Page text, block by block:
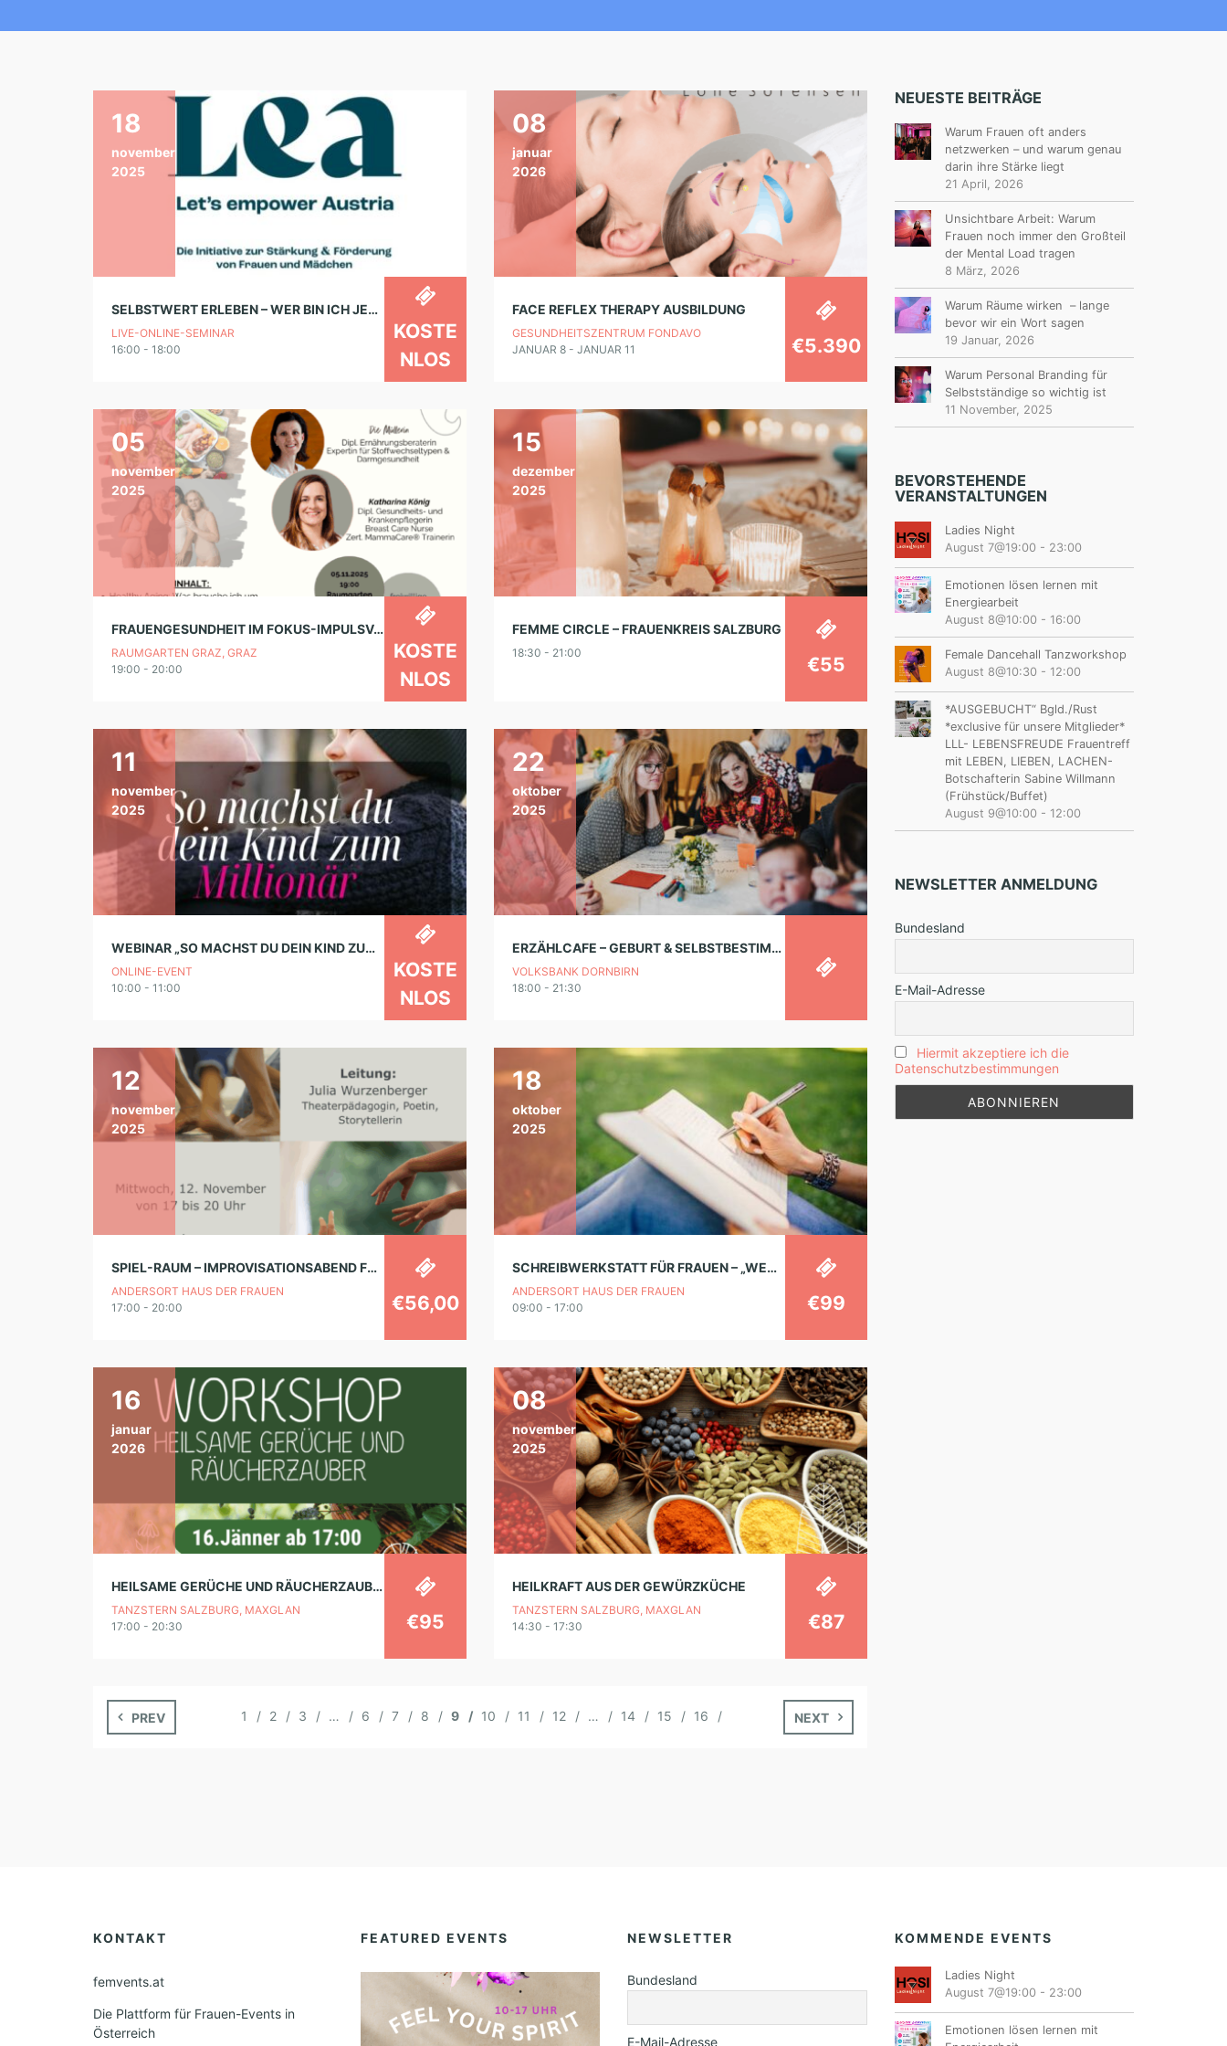
18
november
2025
SELBSTWERT ERLEBEN – WER BIN ICH JENSEITS VON LEISTUNG, FÜRSORGE UND ZUSTIMMUNG? (LIVE-ONLINE-SEMINAR)
LIVE-ONLINE-SEMINAR
16:00 - 18:00
KOSTE
NLOS
08
januar
2026
FACE REFLEX THERAPY AUSBILDUNG
GESUNDHEITSZENTRUM FONDAVO
JANUAR 8 - JANUAR 11
€5.390
05
november
2025
FRAUENGESUNDHEIT IM FOKUS-IMPULSVORTRAG
RAUMGARTEN GRAZ, GRAZ
19:00 - 20:00
KOSTE
NLOS
15
dezember
2025
FEMME CIRCLE – FRAUENKREIS SALZBURG
18:30 - 21:00
€55
11
november
2025
WEBINAR „SO MACHST DU DEIN KIND ZUM MILLIONÄR“
ONLINE-EVENT
10:00 - 11:00
KOSTE
NLOS
22
oktober
2025
ERZÄHLCAFE – GEBURT & SELBSTBESTIMMUNG – FRAUEN*RECHTE VON ANFANG AN
VOLKSBANK DORNBIRN
18:00 - 21:30
12
november
2025
SPIEL-RAUM – IMPROVISATIONSABEND FÜR FRAUEN
ANDERSORT HAUS DER FRAUEN
17:00 - 20:00
€56,00
18
oktober
2025
SCHREIBWERKSTATT FÜR FRAUEN – „WER KOCHEN KANN, KANN SCHREIBEN“
ANDERSORT HAUS DER FRAUEN
09:00 - 17:00
€99
16
januar
2026
HEILSAME GERÜCHE UND RÄUCHERZAUBER
TANZSTERN SALZBURG, MAXGLAN
17:00 - 20:30
€95
08
november
2025
HEILKRAFT AUS DER GEWÜRZKÜCHE
TANZSTERN SALZBURG, MAXGLAN
14:30 - 17:30
€87
PREV 1 2 3 … 6 7 8 9 10 11 12 … 14 15 16 NEXT
NEUESTE BEITRÄGE
Warum Frauen oft anders
netzwerken – und warum genau
darin ihre Stärke liegt
21 April, 2026
Unsichtbare Arbeit: Warum
Frauen noch immer den Großteil
der Mental Load tragen
8 März, 2026
Warum Räume wirken – lange
bevor wir ein Wort sagen
19 Januar, 2026
Warum Personal Branding für
Selbstständige so wichtig ist
11 November, 2025
BEVORSTEHENDE
VERANSTALTUNGEN
Ladies Night
August 7@19:00- 23:00
Emotionen lösen lernen mit
Energiearbeit
August 8@10:00- 16:00
Female Dancehall Tanzworkshop
August 8@10:30- 12:00
*AUSGEBUCHT“ Bgld./Rust
*exclusive für unsere Mitglieder*
LLL- LEBENSFREUDE Frauentreff
mit LEBEN, LIEBEN, LACHEN-
Botschafterin Sabine Willmann
(Frühstück/Buffet)
August 9@10:00- 12:00
NEWSLETTER ANMELDUNG
Bundesland
E-Mail-Adresse
Hiermit akzeptiere ich die
Datenschutzbestimmungen
KONTAKT
femvents.at
Die Plattform für Frauen-Events in
Österreich
FEATURED EVENTS NEWSLETTER
Bundesland
E-Mail-Adresse
KOMMENDE EVENTS
Ladies Night
August 7@19:00- 23:00
Emotionen lösen lernen mit